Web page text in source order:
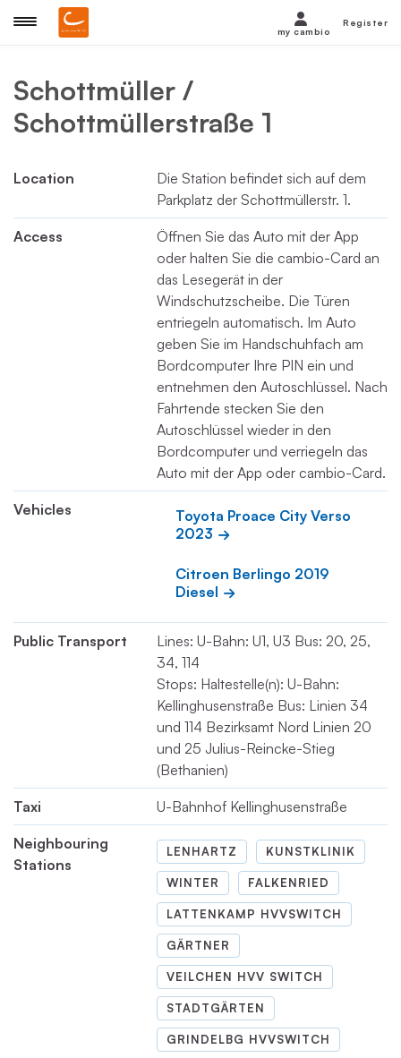
Schottmüller /
Schottmüllerstraße 1
Location
Die Station befindet sich auf dem
Parkplatz der Schottmüllerstr. 1.
Access
Öffnen Sie das Auto mit der App
oder halten Sie die cambio-Card an
das Lesegerät in der
Windschutzscheibe. Die Türen
entriegeln automatisch. Im Auto
geben Sie im Handschuhfach am
Bordcomputer Ihre PIN ein und
entnehmen den Autoschlüssel. Nach
Fahrtende stecken Sie den
Autoschlüssel wieder in den
Bordcomputer und verriegeln das
Auto mit der App oder cambio-Card.
Vehicles
Toyota Proace City Verso
2023
Citroen Berlingo 2019
Diesel
Public Transport
Lines: U-Bahn: U1, U3 Bus: 20, 25,
34, 114
Stops: Haltestelle(n): U-Bahn:
Kellinghusenstraße Bus: Linien 34
und 114 Bezirksamt Nord Linien 20
und 25 Julius-Reincke-Stieg
(Bethanien)
Taxi U-Bahnhof Kellinghusenstraße
Neighbouring
Stations
LENHARTZ KUNSTKLINIK
WINTER FALKENRIED
LATTENKAMP HVVSWITCH
GÄRTNER
VEILCHEN HVV SWITCH
STADTGÄRTEN
GRINDELBG HVVSWITCH
my cambio
Register